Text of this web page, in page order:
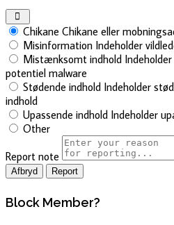
Chikane Chikane eller
Misinformation Indeholder
Mistænksomt indhold
potentiel malware
Stødende indhold Indeholder
indhold
Upassende indhold Indeholder
Other
Report note
Report
Block Member?